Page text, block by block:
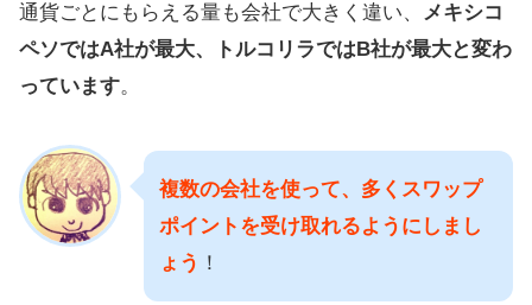
通貨ごとにもらえる量も会社で大きく違い、 メキシコ
ペソではA社が最大、トルコリラではB社が最大と変わ
っています。
複数の会社を使って、多くスワップ
ポイントを受け取れるようにしまし
ょう ！